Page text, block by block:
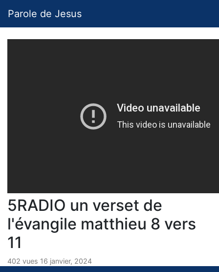
Parole de Jesus
5RADIO un verset de
l'évangile matthieu 8 vers
11
402 vues 16 janvier, 2024